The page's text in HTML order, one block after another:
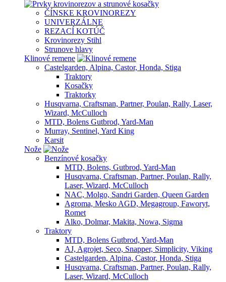
ČÍNSKE KROVINOREZY
UNIVERZÁLNE
REZACÍ KOTÚČ
Krovinorezy Stihl
Strunove hlavy
Klinové remene
Castelgarden, Alpina, Castor, Honda, Stiga
Traktory
Kosačky
Traktorky
Husqvarna, Craftsman, Partner, Poulan, Rally, Laser,
Wizard, McCulloch
MTD, Bolens Gutbrod, Yard-Man
Murray, Sentinel, Yard King
Karsit
Nože
Benzínové kosačky
MTD, Bolens, Gutbrod, Yard-Man
Husqvarna, Craftsman, Partner, Poulan, Rally,
Laser, Wizard, McCulloch
NAC, Molgo, Sandri Garden, Queen Garden
Agroma, Mesko AGD, Megagroup, Faworyt,
Romet
Alko, Dolmar, Makita, Nowa, Sigma
Traktory
MTD, Bolens Gutbrod, Yard-Man
AJ, Agrojet, Seco, Snapper, Simplicity, Viking
Castelgarden, Alpina, Castor, Honda, Stiga
Husqvarna, Craftsman, Partner, Poulan, Rally,
Laser, Wizard, McCulloch